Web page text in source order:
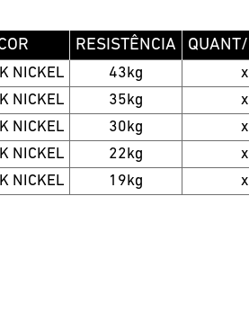
RESISTÊNCIA
NICKEL 43kg
NICKEL 35kg
NICKEL 30kg
NICKEL 22kg
NICKEL 19kg